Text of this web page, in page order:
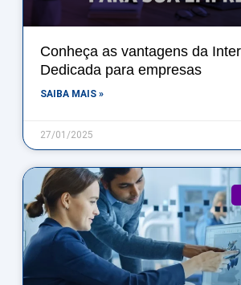
Conheça as vantagens da
Dedicada para empresas
SAIBA MAIS »
27/01/2025